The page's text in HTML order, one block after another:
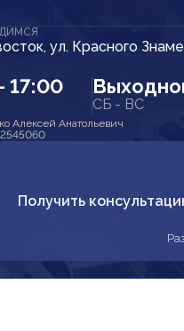
ул. Красного
17:00
СБ - ВС
Алексей Анатольевич
Получить